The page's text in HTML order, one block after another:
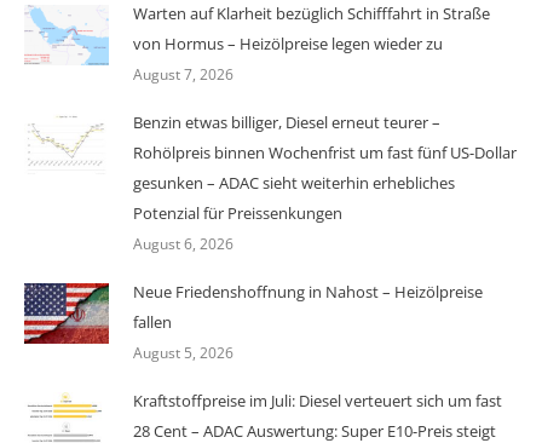
Warten auf Klarheit bezüglich Schifffahrt in Straße
von Hormus – Heizölpreise legen wieder zu
August 7, 2026
Benzin etwas billiger, Diesel erneut teurer –
Rohölpreis binnen Wochenfrist um fast fünf US-Dollar
gesunken – ADAC sieht weiterhin erhebliches
Potenzial für Preissenkungen
August 6, 2026
Neue Friedenshoffnung in Nahost – Heizölpreise
fallen
August 5, 2026
Kraftstoffpreise im Juli: Diesel verteuert sich um fast
28 Cent – ADAC Auswertung: Super E10-Preis steigt